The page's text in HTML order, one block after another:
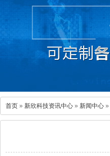
首页 » 新欣科技资讯中心 » 新闻中心 »